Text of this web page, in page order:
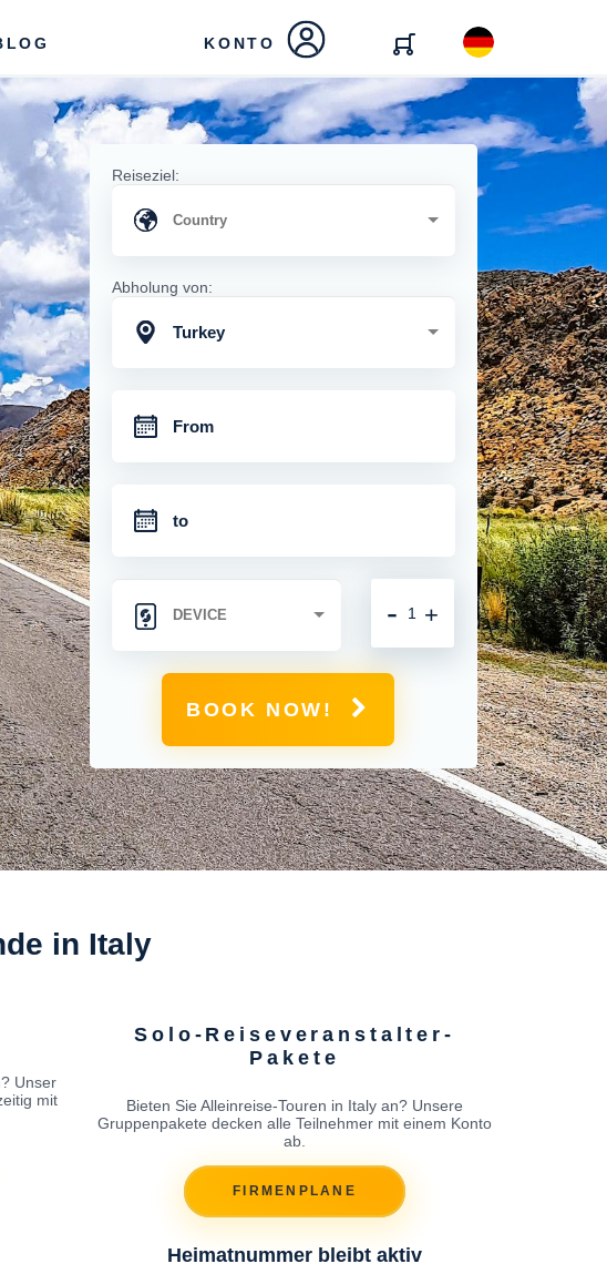
KONTO
Reiseziel:
Abholung von:
Turkey
+
-
BOOK NOW!
in Italy
Unser
mit
Solo-Reiseveranstalter-
Pakete
Bieten Sie Alleinreise-Touren in Italy an? Unsere
Gruppenpakete decken alle Teilnehmer mit einem Konto
ab.
FIRMENPLANE
Heimatnummer bleibt aktiv